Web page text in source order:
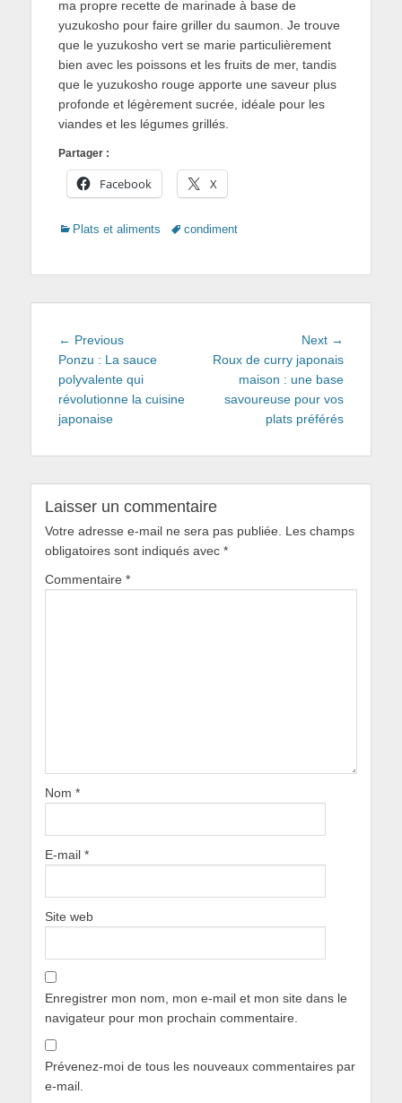
ma propre recette de marinade à base de
yuzukosho pour faire griller du saumon. Je trouve
que le yuzukosho vert se marie particulièrement
bien avec les poissons et les fruits de mer, tandis
que le yuzukosho rouge apporte une saveur plus
profonde et légèrement sucrée, idéale pour les
viandes et les légumes grillés.
Partager :
Facebook X
Categories
Plats et aliments Tagscondiment
Navigation
de
l’article
← PreviousPrevious
post:
Ponzu : La sauce
polyvalente qui
révolutionne la cuisine
japonaise
Next →
post:
Roux de curry japonais
maison : une base
savoureuse pour vos
plats préférés
Laisser un commentaire
Votre adresse e-mail ne sera pas publiée.
Les champs
obligatoires sont indiqués avec *
Commentaire *
Nom *
E-mail *
Site web
Enregistrer mon nom, mon e-mail et mon site dans le
navigateur pour mon prochain commentaire.
Prévenez-moi de tous les nouveaux commentaires par
e-mail.